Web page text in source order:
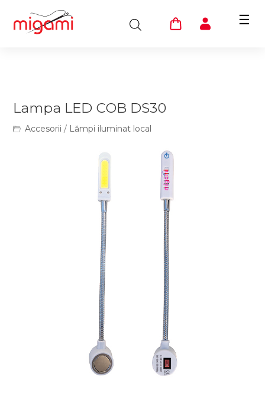
☰
Lampa LED COB DS30
Accesorii / Lămpi iluminat local